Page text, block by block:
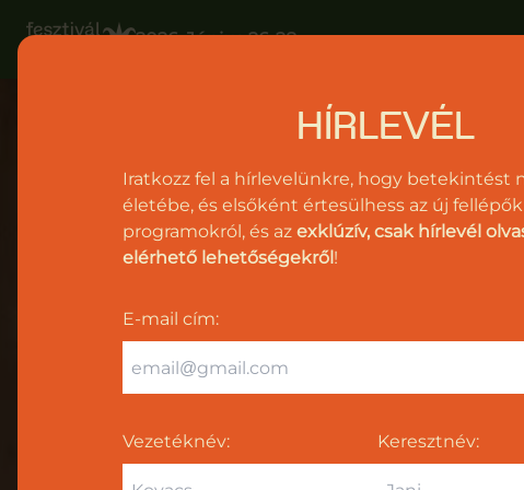
HÍRLEVÉL
Iratkozz fel a hírlevelünkre, hogy betekintést
életébe, és elsőként értesülhess az új
programokról, és az exklúzív, csak hírlevél
elérhető lehetőségekről !
E-mail cím:
Vezetéknév: Keresztnév:
2026. Június 26-28.
Programok
Jegyek
Támogatás